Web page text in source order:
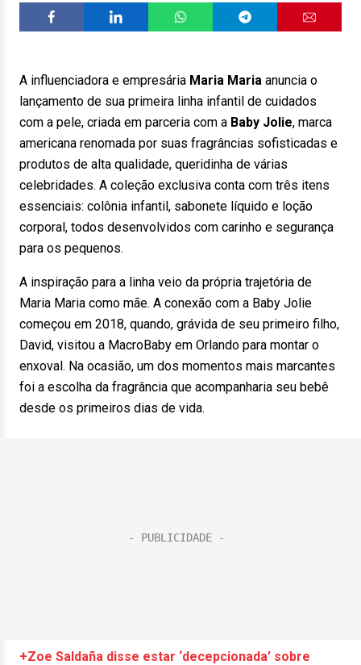
A influenciadora e empresária Maria Maria anuncia o
lançamento de sua primeira linha infantil de cuidados
com a pele, criada em parceria com a Baby Jolie, marca
americana renomada por suas fragrâncias sofisticadas e
produtos de alta qualidade, queridinha de várias
celebridades. A coleção exclusiva conta com três itens
essenciais: colônia infantil, sabonete líquido e loção
corporal, todos desenvolvidos com carinho e segurança
para os pequenos.
A inspiração para a linha veio da própria trajetória de
Maria Maria como mãe. A conexão com a Baby Jolie
começou em 2018, quando, grávida de seu primeiro filho,
David, visitou a MacroBaby em Orlando para montar o
enxoval. Na ocasião, um dos momentos mais marcantes
foi a escolha da fragrância que acompanharia seu bebê
desde os primeiros dias de vida.
+Zoe Saldaña disse estar ‘decepcionada’ sobre